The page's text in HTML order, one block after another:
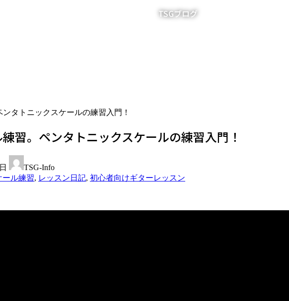
TSGブログ
タトニックスケールの練習入門！
習。ペンタトニックスケールの練習入門！
TSG-Info
ール練習, レッスン日記, 初心者向けギターレッスン